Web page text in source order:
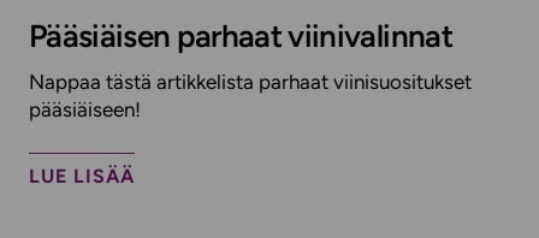
Pääsiäisen parhaat viinivalinnat
Nappaa tästä artikkelista parhaat viinisuositukset
pääsiäiseen!
LUE LISÄÄ